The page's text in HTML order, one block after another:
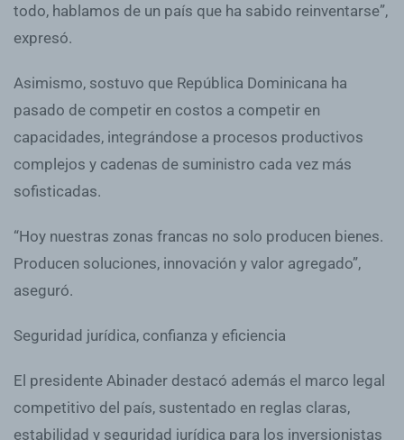
todo, hablamos de un país que ha sabido reinventarse”,
expresó.
Asimismo, sostuvo que República Dominicana ha
pasado de competir en costos a competir en
capacidades, integrándose a procesos productivos
complejos y cadenas de suministro cada vez más
sofisticadas.
“Hoy nuestras zonas francas no solo producen bienes.
Producen soluciones, innovación y valor agregado”,
aseguró.
Seguridad jurídica, confianza y eficiencia
El presidente Abinader destacó además el marco legal
competitivo del país, sustentado en reglas claras,
estabilidad y seguridad jurídica para los inversionistas